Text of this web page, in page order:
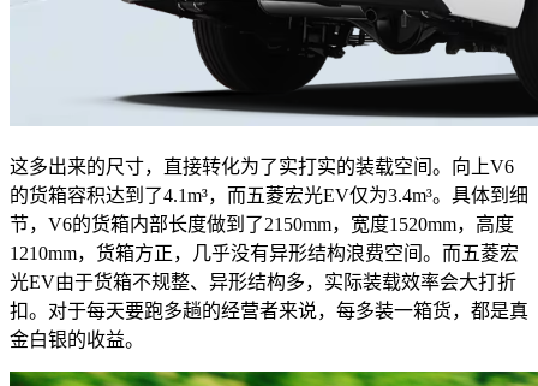
这多出来的尺寸，直接转化为了实打实的装载空间。向上V6
的货箱容积达到了4.1m³，而五菱宏光EV仅为3.4m³。具体到细
节，V6的货箱内部长度做到了2150mm，宽度1520mm，高度
1210mm，货箱方正，几乎没有异形结构浪费空间。而五菱宏
光EV由于货箱不规整、异形结构多，实际装载效率会大打折
扣。对于每天要跑多趟的经营者来说，每多装一箱货，都是真
金白银的收益。